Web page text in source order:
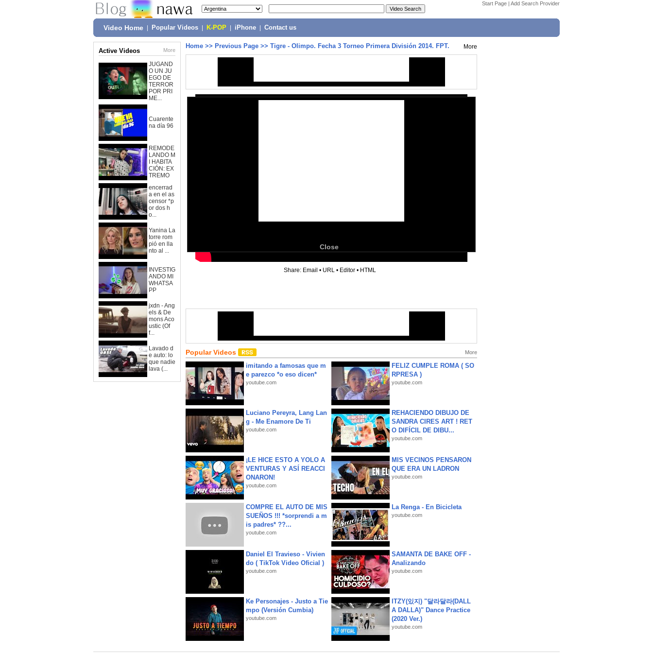
Start Page | Add Search Provider
Video Home Popular Videos K-POP iPhone Contact us
Active Videos More
JUGAND
O UN JU
EGO DE
TERROR
POR PRI
ME...
Cuarente
na día 96
REMODE
LANDO M
I HABITA
CIÓN: EX
TREMO
encerrad
a en el as
censor *p
or dos h
o...
Yanina La
torre rom
pió en lla
nto al ...
INVESTIG
ANDO MI
WHATSA
PP
jxdn - Ang
els & De
mons Aco
ustic (Of
f...
Lavado d
e auto: lo
que nadie
lava (...
Home >> Previous Page >> Tigre - Olimpo. Fecha 3 Torneo Primera División 2014. FPT. More
Close
Share: Email • URL • Editor • HTML
Popular Videos More
imitando a famosas que m
e parezco *o eso dicen*
youtube.com
FELIZ CUMPLE ROMA ( SO
RPRESA )
youtube.com
Luciano Pereyra, Lang Lan
g - Me Enamore De Ti
youtube.com
REHACIENDO DIBUJO DE
SANDRA CIRES ART ! RET
O DIFÍCIL DE DIBU...
youtube.com
¡LE HICE ESTO A YOLO A
VENTURAS Y ASÍ REACCI
ONARON!
youtube.com
MIS VECINOS PENSARON
QUE ERA UN LADRON
youtube.com
COMPRE EL AUTO DE MIS
SUEÑOS !!! *sorprendi a m
is padres* ??...
youtube.com
La Renga - En Bicicleta
youtube.com
Daniel El Travieso - Vivien
do ( TikTok Video Oficial )
youtube.com
SAMANTA DE BAKE OFF -
Analizando
youtube.com
Ke Personajes - Justo a Tie
mpo (Versión Cumbia)
youtube.com
ITZY(있지) "달라달라(DALL
A DALLA)" Dance Practice
(2020 Ver.)
youtube.com